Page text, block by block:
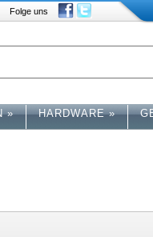
Folge uns
» HARDWARE»